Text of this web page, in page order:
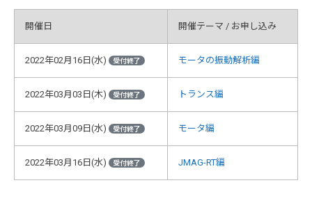
開催日 開催テーマ / お申し込み
2022年02月16日(水) 受付終了 モータの振動解析編
2022年03月03日(木) 受付終了 トランス編
2022年03月09日(水) 受付終了 モータ編
2022年03月16日(水) 受付終了 JMAG-RT編